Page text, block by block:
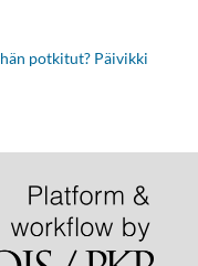
potkitut? Päivikki